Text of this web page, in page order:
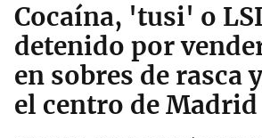
Cocaína, 'tusi' o
detenido por
en sobres de rasca
el centro de Madrid